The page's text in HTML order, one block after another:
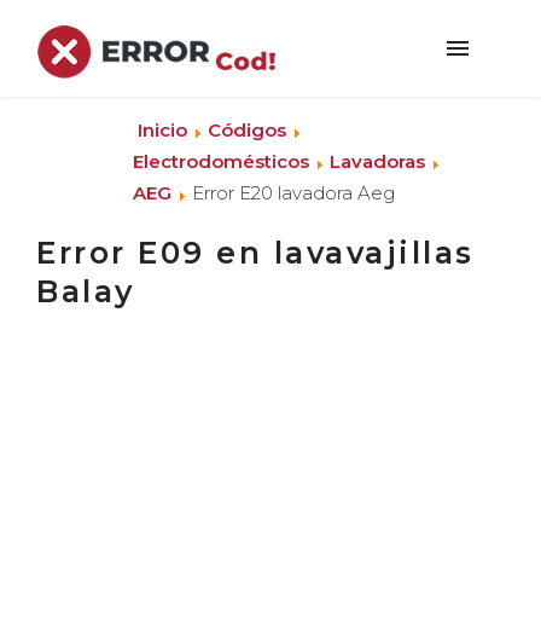
Inicio
Códigos
Electrodomésticos
Lavadoras
AEG
Error E20 lavadora Aeg
Error E09 en lavavajillas
Balay